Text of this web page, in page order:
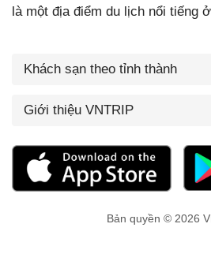
là một địa điểm du lịch nổi tiếng
Khách sạn theo tỉnh thành
Giới thiệu VNTRIP
Bản quyền © 2026